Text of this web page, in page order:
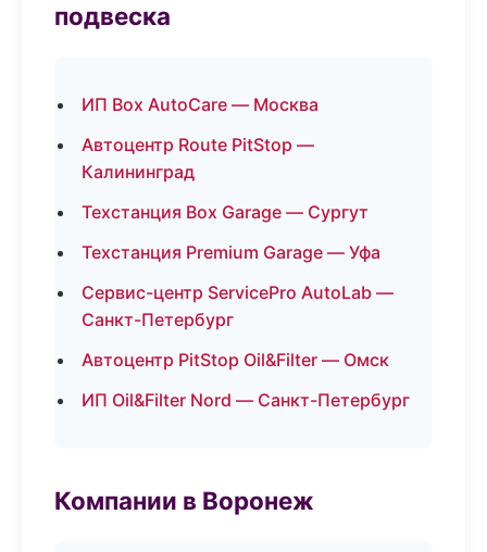
подвеска
ИП Box AutoCare — Москва
Автоцентр Route PitStop —
Калининград
Техстанция Box Garage — Сургут
Техстанция Premium Garage — Уфа
Сервис-центр ServicePro AutoLab —
Санкт-Петербург
Автоцентр PitStop Oil&Filter — Омск
ИП Oil&Filter Nord — Санкт-Петербург
Компании в Воронеж